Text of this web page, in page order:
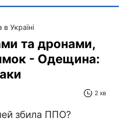
в Україні
та дронами,
- Одещина:
2 хв
збила ППО?